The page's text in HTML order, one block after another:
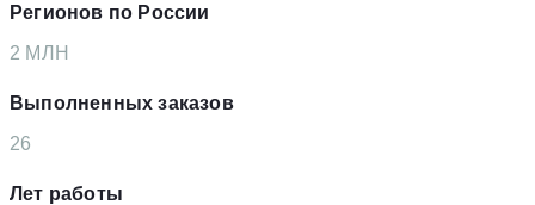
Регионов по России
2 MЛН
Выполненных заказов
26
Лет работы